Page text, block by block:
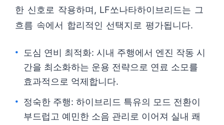
한 신호로 작용하며, LF쏘나타하이브리드는 그
흐름 속에서 합리적인 선택지로 평가됩니다.
도심 연비 최적화: 시내 주행에서 엔진 작동 시
간을 최소화하는 운용 전략으로 연료 소모를
효과적으로 억제합니다.
정숙한 주행: 하이브리드 특유의 모드 전환이
부드럽고 예민한 소음 관리로 이어져 실내 쾌